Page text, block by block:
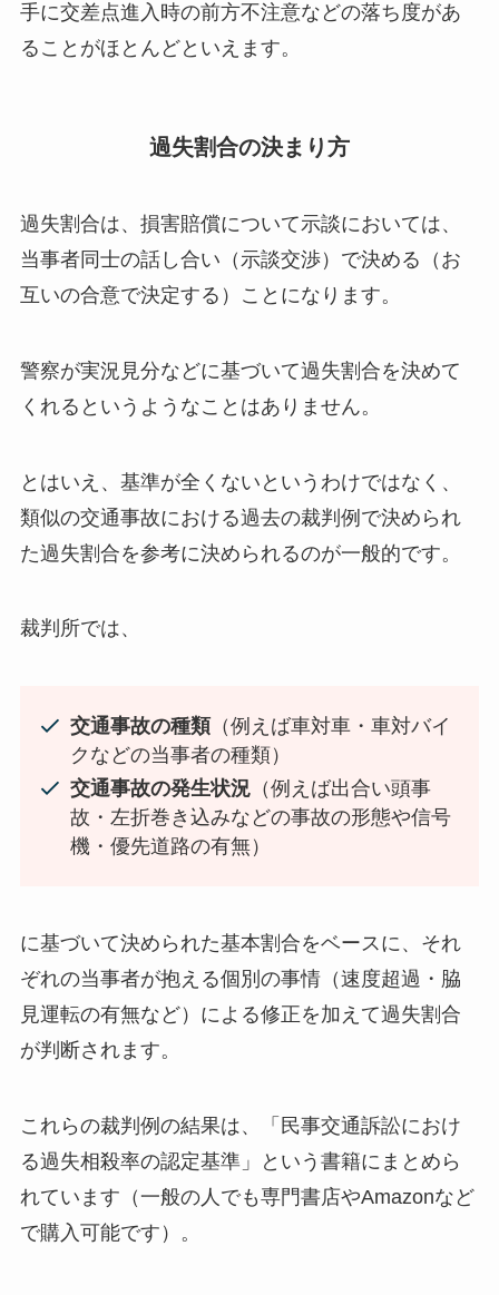
手に交差点進入時の前方不注意などの落ち度があ
ることがほとんどといえます。
過失割合の決まり方
過失割合は、損害賠償について示談においては、
当事者同士の話し合い（示談交渉）で決める （お
互いの合意で決定する）ことになります。
警察が実況見分などに基づいて過失割合を決めて
くれるというようなことはありません。
とはいえ、基準が全くないというわけではなく、
類似の交通事故における過去の裁判例で決められ
た過失割合を参考に決められるのが一般的です。
裁判所では、
交通事故の種類（例えば車対車・車対バイ
クなどの当事者の種類）
交通事故の発生状況（例えば出合い頭事
故・左折巻き込みなどの事故の形態や信号
機・優先道路の有無）
に基づいて決められた基本割合をベースに、それ
ぞれの当事者が抱える個別の事情（速度超過・脇
見運転の有無など）による修正を加えて過失割合
が判断されます。
これらの裁判例の結果は、「民事交通訴訟におけ
る過失相殺率の認定基準」という書籍にまとめら
れています（一般の人でも専門書店やAmazonなど
で購入可能です）。